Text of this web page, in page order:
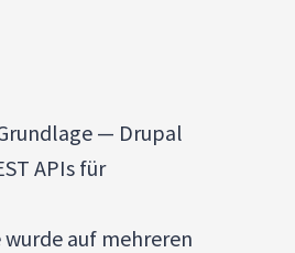
— Drupal
APIs für
auf mehreren